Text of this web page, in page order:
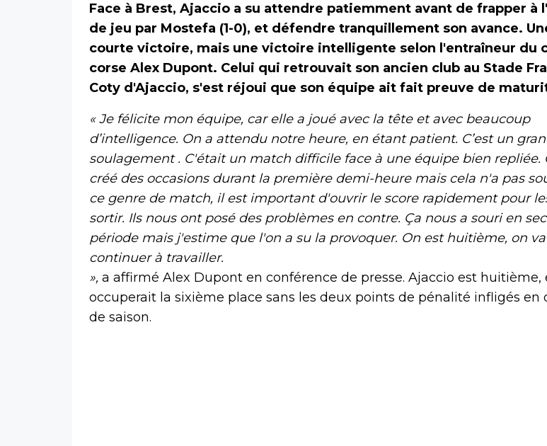
Face à Brest, Ajaccio a su attendre patiemment avant de frapper à
de jeu par Mostefa (1-0), et défendre tranquillement son avance.
courte victoire, mais une victoire intelligente selon l'entraîneur du
corse Alex Dupont. Celui qui retrouvait son ancien club au Stade
Coty d'Ajaccio, s'est réjoui que son équipe ait fait preuve de
« Je félicite mon équipe, car elle a joué avec la tête et avec beaucoup
d’intelligence. On a attendu notre heure, en étant patient. C’est un
soulagement . C'était un match difficile face à une équipe bien repliée.
créé des occasions durant la première demi-heure mais cela n'a pas
ce genre de match, il est important d'ouvrir le score rapidement pour
sortir. Ils nous ont posé des problèmes en contre. Ça nous a souri en
période mais j'estime que l'on a su la provoquer. On est huitième, on va
continuer à travailler.
», a affirmé Alex Dupont en conférence de presse. Ajaccio est huitième,
occuperait la sixième place sans les deux points de pénalité infligés en
de saison.